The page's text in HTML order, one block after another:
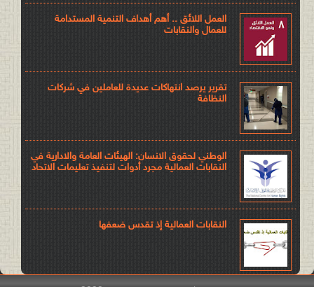
العمل اللائق .. أهم أهداف التنمية المستدامة
للعمال والنقابات
تقرير يرصد انتهاكات عديدة للعاملين في شركات
النظافة
الوطني لحقوق الانسان: الهيئات العامة والادارية في
النقابات العمالية مجرد أدوات لتنفيذ تعليمات الاتحاد
النقابات العمالية إذ تقدس ضعفها